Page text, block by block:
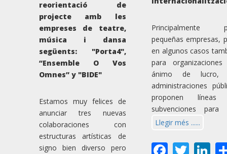
reorientació de
projecte amb les
empreses de teatre,
música i dansa
següents: "Porta4",
“Ensemble O Vos
Omnes” y "BIDE"
Estamos muy felices de
anunciar tres nuevas
colaboraciones con
estructuras artísticas de
signo bien diverso pero
Principalmente
pequeñas empresas,
en algunos casos
para
ánimo de lucro,
administraciones
proponen líneas
subvenciones para
Llegir més ......